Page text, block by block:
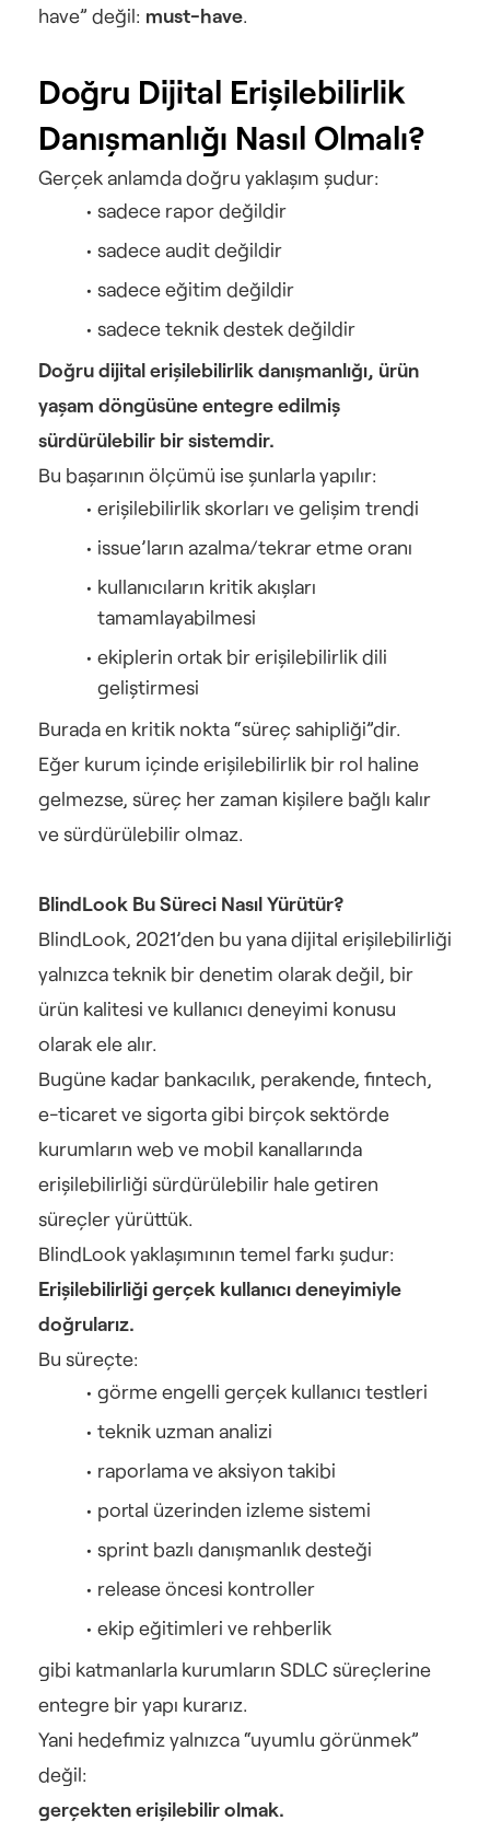
have” değil: must-have.
Doğru Dijital Erişilebilirlik
Danışmanlığı Nasıl Olmalı?
Gerçek anlamda doğru yaklaşım şudur:
sadece rapor değildir
sadece audit değildir
sadece eğitim değildir
sadece teknik destek değildir
Doğru dijital erişilebilirlik danışmanlığı, ürün
yaşam döngüsüne entegre edilmiş
sürdürülebilir bir sistemdir.
Bu başarının ölçümü ise şunlarla yapılır:
erişilebilirlik skorları ve gelişim trendi
issue’ların azalma/tekrar etme oranı
kullanıcıların kritik akışları
tamamlayabilmesi
ekiplerin ortak bir erişilebilirlik dili
geliştirmesi
Burada en kritik nokta “süreç sahipliği”dir.
Eğer kurum içinde erişilebilirlik bir rol haline
gelmezse, süreç her zaman kişilere bağlı kalır
ve sürdürülebilir olmaz.
BlindLook Bu Süreci Nasıl Yürütür?
BlindLook, 2021’den bu yana dijital erişilebilirliği
yalnızca teknik bir denetim olarak değil, bir
ürün kalitesi ve kullanıcı deneyimi konusu
olarak ele alır.
Bugüne kadar bankacılık, perakende, fintech,
e-ticaret ve sigorta gibi birçok sektörde
kurumların web ve mobil kanallarında
erişilebilirliği sürdürülebilir hale getiren
süreçler yürüttük.
BlindLook yaklaşımının temel farkı şudur:
Erişilebilirliği gerçek kullanıcı deneyimiyle
doğrularız.
Bu süreçte:
görme engelli gerçek kullanıcı testleri
teknik uzman analizi
raporlama ve aksiyon takibi
portal üzerinden izleme sistemi
sprint bazlı danışmanlık desteği
release öncesi kontroller
ekip eğitimleri ve rehberlik
gibi katmanlarla kurumların SDLC süreçlerine
entegre bir yapı kurarız.
Yani hedefimiz yalnızca “uyumlu görünmek”
değil:
gerçekten erişilebilir olmak.